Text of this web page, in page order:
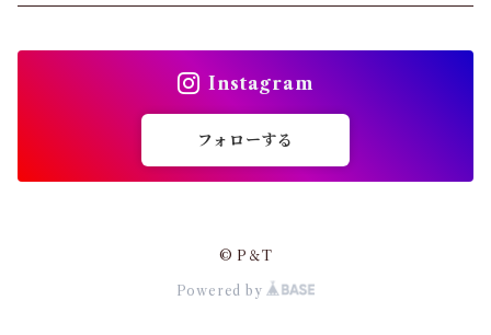
ショーツ
ガードル・ウエストニッパー
Instagram
フォローする
© P＆T
Powered by